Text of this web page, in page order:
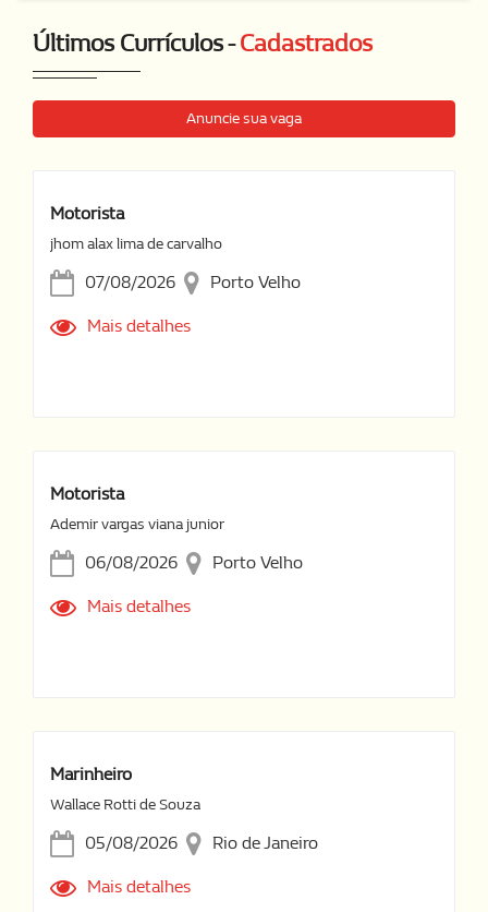
Últimos Currículos -Cadastrados
Anuncie sua vaga
Motorista
jhom alax lima de carvalho
07/08/2026 Porto Velho
Mais detalhes
Motorista
Ademir vargas viana junior
06/08/2026 Porto Velho
Mais detalhes
Marinheiro
Wallace Rotti de Souza
05/08/2026 Rio de Janeiro
Mais detalhes